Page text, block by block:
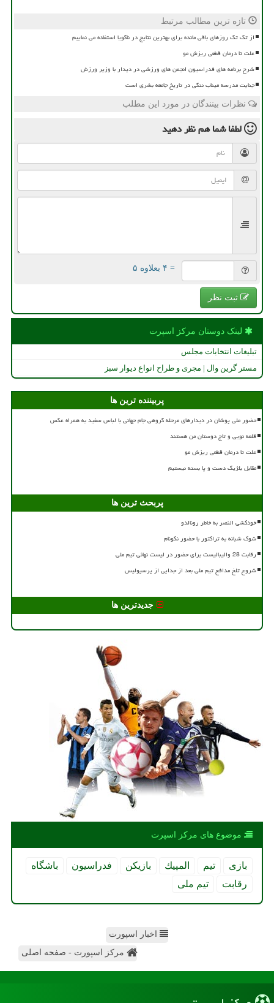
تازه ترین مطالب مرتبط
از تک تک روزهای باقی مانده برای بهترین نتایج در ناگویا استفاده می نماییم
علت تا درمان قطعی ریزش مو
شرح برنامه های فدراسیون انجمن های ورزشی در دیدار با وزیر ورزش
جنایت مدرسه میناب ننگی در تاریخ جامعه بشری است
نظرات بینندگان در مورد این مطلب
لطفا شما همنظر دهید
= ۴ بعلاوه ۵
ثبت نظر
لینک دوستان مركز اسپرت
تبلیغات انتخابات مجلس
مستر گرین وال | مجری و طراح انواع دیوار سبز
پربیننده ترین ها
حضور ملی پوشان در دیدارهای مرحله گروهی جام جهانی با لباس سفید به همراه عکس
قلعه نویی و تاج دوستان من هستند
علت تا درمان قطعی ریزش مو
مقابل بلژیک دست و پا بسته نیستیم
پربحث ترین ها
خودکشی النصر به خاطر رونالدو
شوک شبانه به تراکتور با حضور نکونام
رقابت 28 والیبالیست برای حضور در لیست نهائی تیم ملی
شروع تلخ مدافع تیم ملی بعد از جدایی از پرسپولیس
جدیدترین ها
موضوع های مركز اسپرت
بازی تیم المپیك بازیكن فدراسیون
باشگاه
رقابت
تیم ملی
اخبار اسپورت
مرکز اسپورت - صفحه اصلی